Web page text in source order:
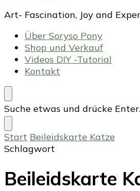
Art- Fascination, Joy and
Über Soryso Pony
Shop und Verkauf
Videos DIY -Tutorial
Kontakt
Suchst
du
nach
etwas?
Suche etwas und drücke Enter.
Start Beileidskarte Katze
Schlagwort
Beileidskarte